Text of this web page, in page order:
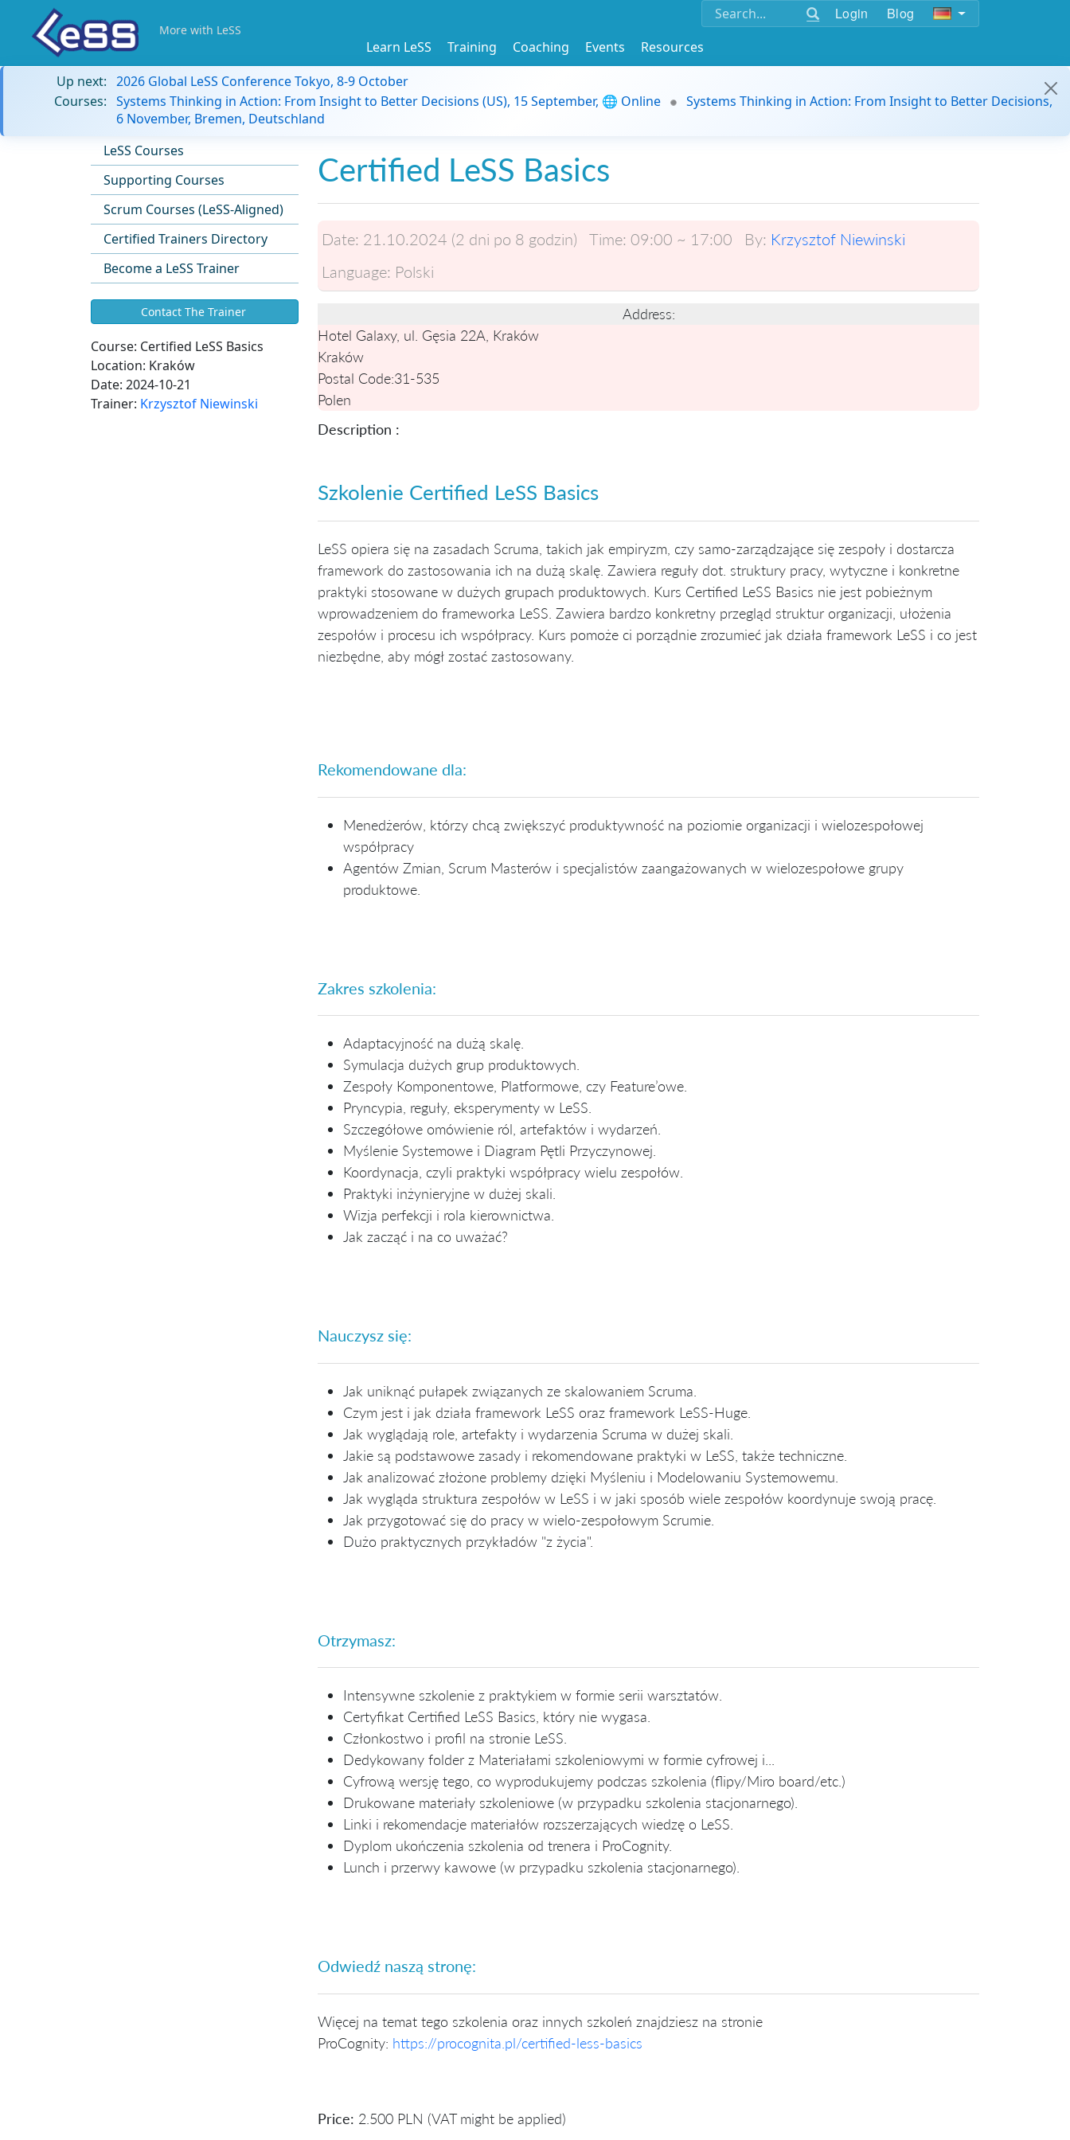
Login Blog
More with LeSS
Learn LeSS Training Coaching Events
Resources
Up next: 2026 Global LeSS Conference Tokyo, 8-9 October
Courses: Systems Thinking in Action: From Insight to Better Decisions (US), 15 September, 🌐 Online
Systems Thinking in Action: From Insight to Better Decisions,
6 November, Bremen, Deutschland
LeSS Courses
Supporting Courses
Scrum Courses (LeSS-Aligned)
Certified Trainers Directory
Become a LeSS Trainer
Contact The Trainer
Course: Certified LeSS Basics
Location: Kraków
Date: 2024-10-21
Trainer: Krzysztof Niewinski
Certified LeSS Basics
Date: 21.10.2024 (2 dni po 8 godzin) Time: 09:00 ~ 17:00 By: Krzysztof Niewinski
Language: Polski
Address:
Hotel Galaxy, ul. Gęsia 22A, Kraków
Kraków
Postal Code:31-535
Polen
Description :
Szkolenie Certified LeSS Basics
LeSS opiera się na zasadach Scruma, takich jak empiryzm, czy samo-zarządzające się zespoły i dostarcza
framework do zastosowania ich na dużą skalę. Zawiera reguły dot. struktury pracy, wytyczne i konkretne
praktyki stosowane w dużych grupach produktowych. Kurs Certified LeSS Basics nie jest pobieżnym
wprowadzeniem do frameworka LeSS. Zawiera bardzo konkretny przegląd struktur organizacji, ułożenia
zespołów i procesu ich współpracy. Kurs pomoże ci porządnie zrozumieć jak działa framework LeSS i co jest
niezbędne, aby mógł zostać zastosowany.
Rekomendowane dla:
Menedżerów, którzy chcą zwiększyć produktywność na poziomie organizacji i wielozespołowej
współpracy
Agentów Zmian, Scrum Masterów i specjalistów zaangażowanych w wielozespołowe grupy
produktowe.
Zakres szkolenia:
Adaptacyjność na dużą skalę.
Symulacja dużych grup produktowych.
Zespoły Komponentowe, Platformowe, czy Feature’owe.
Pryncypia, reguły, eksperymenty w LeSS.
Szczegółowe omówienie ról, artefaktów i wydarzeń.
Myślenie Systemowe i Diagram Pętli Przyczynowej.
Koordynacja, czyli praktyki współpracy wielu zespołów.
Praktyki inżynieryjne w dużej skali.
Wizja perfekcji i rola kierownictwa.
Jak zacząć i na co uważać?
Nauczysz się:
Jak uniknąć pułapek związanych ze skalowaniem Scruma.
Czym jest i jak działa framework LeSS oraz framework LeSS-Huge.
Jak wyglądają role, artefakty i wydarzenia Scruma w dużej skali.
Jakie są podstawowe zasady i rekomendowane praktyki w LeSS, także techniczne.
Jak analizować złożone problemy dzięki Myśleniu i Modelowaniu Systemowemu.
Jak wygląda struktura zespołów w LeSS i w jaki sposób wiele zespołów koordynuje swoją pracę.
Jak przygotować się do pracy w wielo-zespołowym Scrumie.
Dużo praktycznych przykładów "z życia".
Otrzymasz:
Intensywne szkolenie z praktykiem w formie serii warsztatów.
Certyfikat Certified LeSS Basics, który nie wygasa.
Członkostwo i profil na stronie LeSS.
Dedykowany folder z Materiałami szkoleniowymi w formie cyfrowej i...
Cyfrową wersję tego, co wyprodukujemy podczas szkolenia (flipy/Miro board/etc.)
Drukowane materiały szkoleniowe (w przypadku szkolenia stacjonarnego).
Linki i rekomendacje materiałów rozszerzających wiedzę o LeSS.
Dyplom ukończenia szkolenia od trenera i ProCognity.
Lunch i przerwy kawowe (w przypadku szkolenia stacjonarnego).
Odwiedź naszą stronę:
Więcej na temat tego szkolenia oraz innych szkoleń znajdziesz na stronie
ProCognity: https://procognita.pl/certified-less-basics
Price: 2.500 PLN (VAT might be applied)